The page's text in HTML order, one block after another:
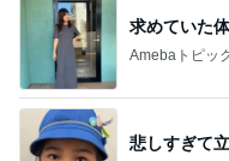
求めていた
Amebaトピッ
悲しすぎて